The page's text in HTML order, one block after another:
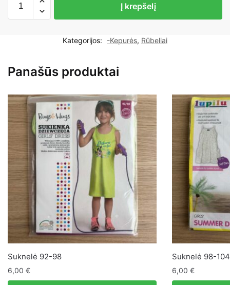
kiekis:
24mėn.
Į krepšelį
Kategorijos: -Kepurės, Rūbeliai
Panašūs produktai
Suknelė 92-98
6,00 €
Suknelė 98-104
6,00 €